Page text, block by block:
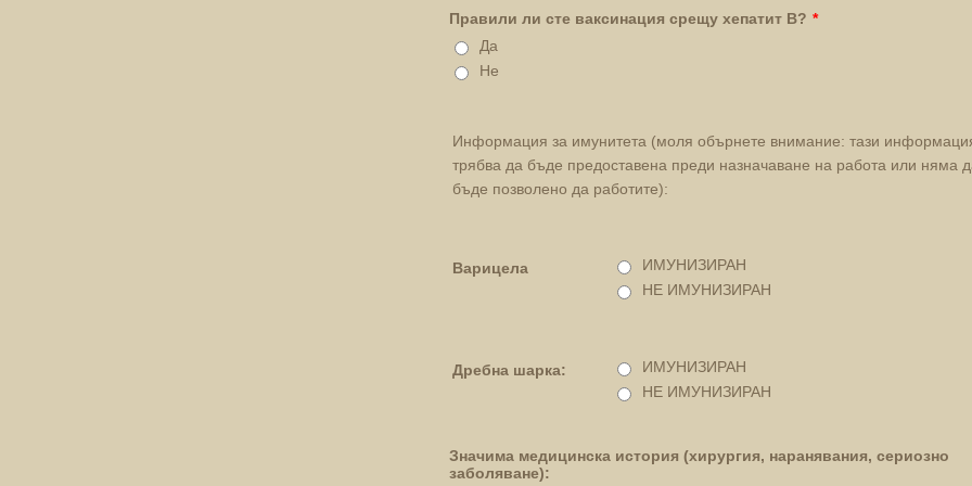
Правили ли сте ваксинация срещу хепатит В? *
Да
Не
Информация за имунитета (моля обърнете внимание: тази
трябва да бъде предоставена преди назначаване на работа или няма
бъде позволено да работите):
Варицела
ИМУНИЗИРАН
НЕ ИМУНИЗИРАН
Дребна шарка:
ИМУНИЗИРАН
НЕ ИМУНИЗИРАН
Значима медицинска история (хирургия, наранявания, сериозно
заболяване):